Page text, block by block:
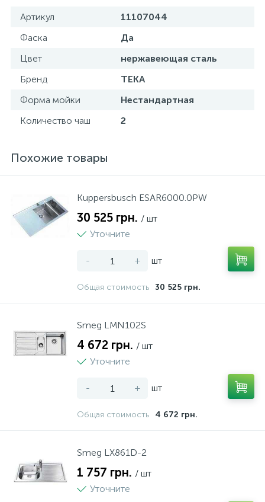
Артикул
11107044
Фаска
Да
Цвет
нержавеющая сталь
Бренд
TEKA
Форма мойки
Нестандартная
Количество чаш
2
Похожие товары
Kuppersbusch ESAR6000.0PW
30 525 грн. / шт
Уточните
- + шт
Общая стоимость 30 525 грн.
Smeg LMN102S
4 672 грн. / шт
Уточните
- + шт
Общая стоимость 4 672 грн.
Smeg LX861D-2
1 757 грн. / шт
Уточните